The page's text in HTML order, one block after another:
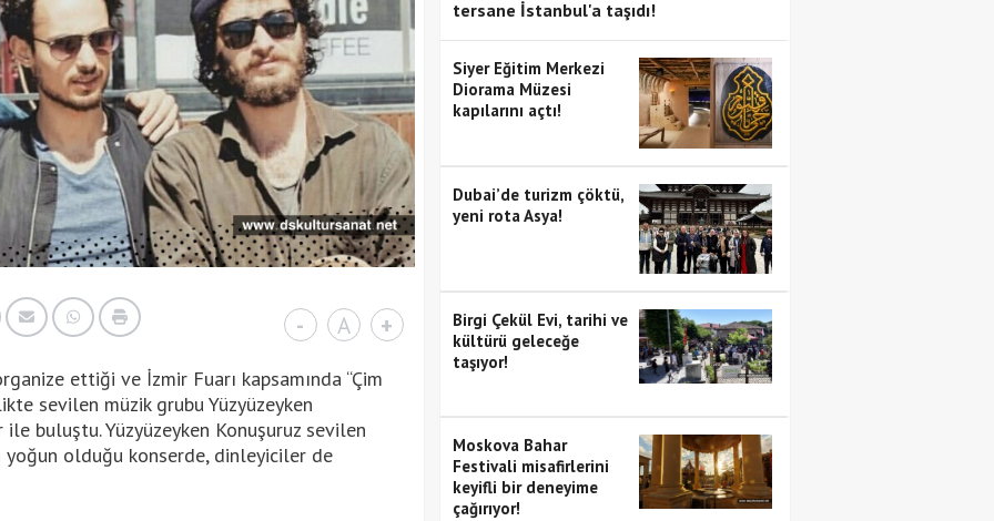
- A +
ettiği ve İzmir Fuarı kapsamında “Çim
sevilen müzik grubu Yüzyüzeyken
buluştu. Yüzyüzeyken Konuşuruz sevilen
yoğun olduğu konserde, dinleyiciler de
tersane İstanbul'a taşıdı!
Siyer Eğitim Merkezi
Diorama Müzesi
kapılarını açtı!
Dubai’de turizm çöktü,
yeni rota Asya!
Birgi Çekül Evi, tarihi ve
kültürü geleceğe
taşıyor!
Moskova Bahar
Festivali misafirlerini
keyifli bir deneyime
çağırıyor!